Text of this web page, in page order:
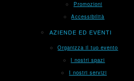
Promozioni
Accessibilità
AZIENDE ED EVENTI
Organizza il tuo evento
I nostri spazi
I nostri servizi